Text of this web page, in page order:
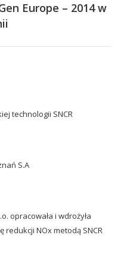
Europe – 2014 w
technologii SNCR
S.A
opracowała i wdrożyła
redukcji NOx metodą SNCR